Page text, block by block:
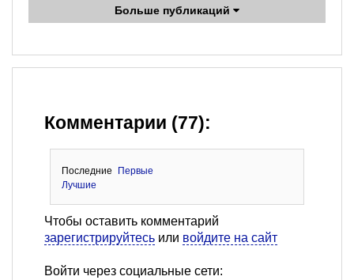
Больше публикаций
Комментарии (77):
Последние
Первые
Лучшие
Чтобы оставить комментарий
зарегистрируйтесь или войдите на сайт
Войти через социальные сети: